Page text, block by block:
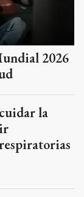
2026
la